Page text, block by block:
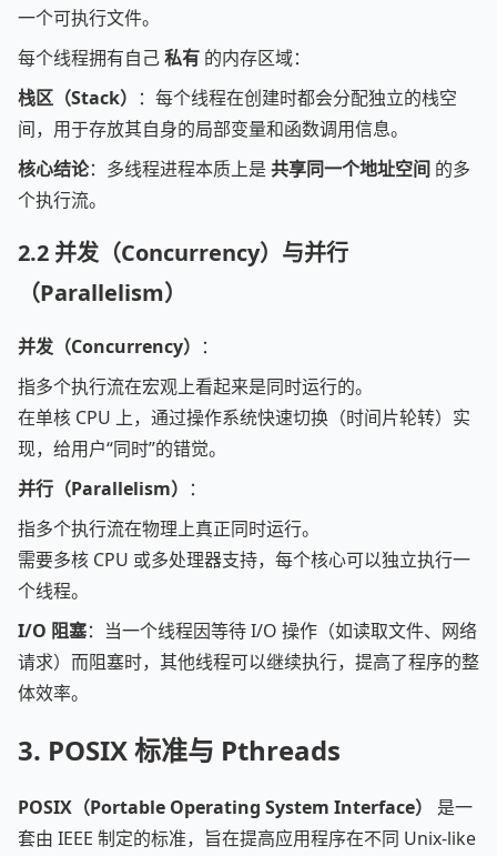
一个可执行文件。
每个线程拥有自己私有 的内存区域：
栈区（Stack） ：每个线程在创建时都会分配独立的栈空
间，用于存放其自身的局部变量和函数调用信息。
核心结论：多线程进程本质上是 共享同一个地址空间 的多
个执行流。
2.2 并发（Concurrency）与并行
（Parallelism）
并发（Concurrency） ：
指多个执行流在宏观上看起来是同时运行的。
在单核 CPU 上，通过操作系统快速切换（时间片轮转）实
现，给用户“同时”的错觉。
并行（Parallelism） ：
指多个执行流在物理上真正同时运行。
需要多核 CPU 或多处理器支持，每个核心可以独立执行一
个线程。
I/O 阻塞：当一个线程因等待 I/O 操作（如读取文件、网络
请求）而阻塞时，其他线程可以继续执行，提高了程序的整
体效率。
3. POSIX 标准与 Pthreads
POSIX（Portable Operating System Interface）
是一
套由 IEEE 制定的标准，旨在提高应用程序在不同 Unix-like